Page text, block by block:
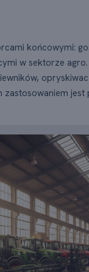
końcowymi:
w sektorze
jest